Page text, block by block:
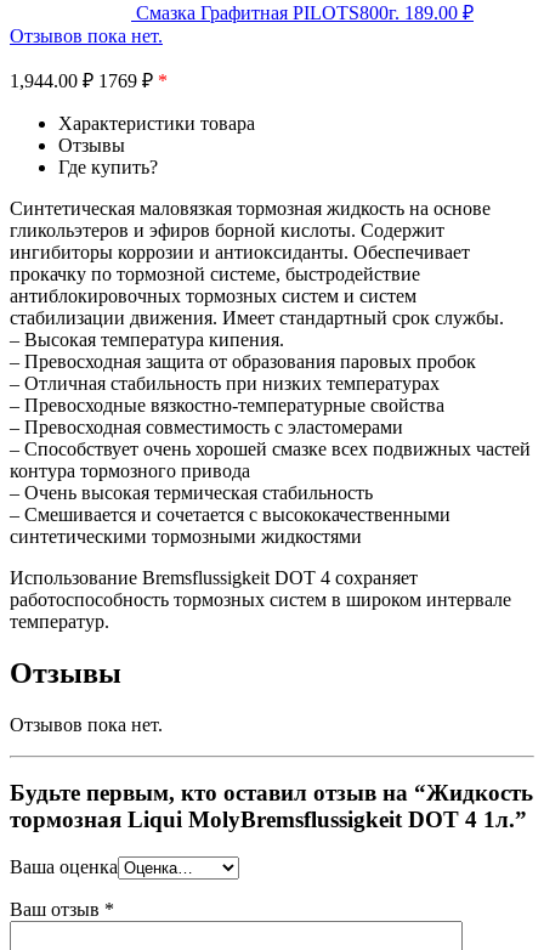
Смазка Графитная PILOTS800г. 189.00 ₽
Отзывов пока нет.
1,944.00 ₽ 1769 ₽ *
Характеристики товара
Отзывы
Где купить?
Синтетическая маловязкая тормозная жидкость на основе
гликольэтеров и эфиров борной кислоты. Содержит
ингибиторы коррозии и антиоксиданты. Обеспечивает
прокачку по тормозной системе, быстродействие
антиблокировочных тормозных систем и систем
стабилизации движения. Имеет стандартный срок службы.
– Высокая температура кипения.
– Превосходная защита от образования паровых пробок
– Отличная стабильность при низких температурах
– Превосходные вязкостно-температурные свойства
– Превосходная совместимость с эластомерами
– Способствует очень хорошей смазке всех подвижных частей
контура тормозного привода
– Очень высокая термическая стабильность
– Смешивается и сочетается с высококачественными
синтетическими тормозными жидкостями
Использование Bremsflussigkeit DOT 4 cохраняет
работоспособность тормозных систем в широком интервале
температур.
Отзывы
Отзывов пока нет.
Будьте первым, кто оставил отзыв на “Жидкость
тормозная Liqui MolyBremsflussigkeit DOT 4 1л.”
Ваша оценка
Ваш отзыв *